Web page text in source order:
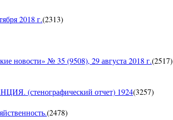
2018 г.(2313)
№ 35 (9508), 29 августа 2018 г.(2517)
отчет) 1924(3257)
(2478)